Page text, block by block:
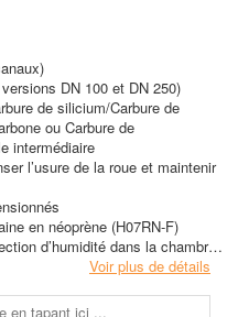
DN 100 et DN 250)
de silicium/Carbure de
ou Carbure de
intermédiaire
l’usure de la roue et maintenir
en néoprène (H07RN-F)
d’humidité dans la chambre
moteur (voir tableau
Voir plus de détails